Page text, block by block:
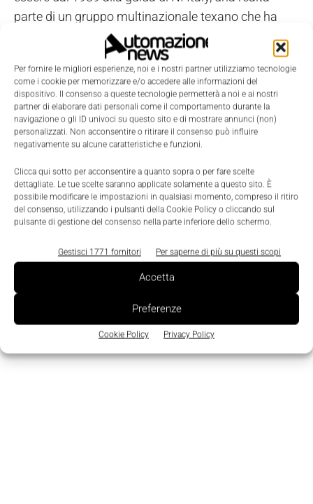
Per fornire le migliori esperienze, noi e i nostri partner utilizziamo tecnologie
come i cookie per memorizzare e/o accedere alle informazioni del
dispositivo. Il consenso a queste tecnologie permetterà a noi e ai nostri
partner di elaborare dati personali come il comportamento durante la
navigazione o gli ID univoci su questo sito e di mostrare annunci (non)
personalizzati. Non acconsentire o ritirare il consenso può influire
negativamente su alcune caratteristiche e funzioni.
Clicca qui sotto per acconsentire a quanto sopra o per fare scelte
dettagliate. Le tue scelte saranno applicate solamente a questo sito. È
possibile modificare le impostazioni in qualsiasi momento, compreso il ritiro
del consenso, utilizzando i pulsanti della Cookie Policy o cliccando sul
pulsante di gestione del consenso nella parte inferiore dello schermo.
Gestisci 1771 fornitori Per saperne di più su questi scopi
Accetta
Preferenze
Cookie Policy Privacy Policy
parte di un gruppo multinazionale texano che ha
sempre saputo valorizzare risorse e punti di forza
locali", ha detto Fiore. "Non si potrebbero contare
oggi così tanti successi in NI Italy se non ci fossero
le numerose imprese italiane orientate all'eccellenza
nella produzione, nell'innovazione e nell'export, e se
mancassero enti e istituzioni impegnati in attività
costanti di R&D e trasferimento tecnologico.
Sostenere il made in Italy è essenziale per affrontare
con successo momenti difficili come quello attuale".